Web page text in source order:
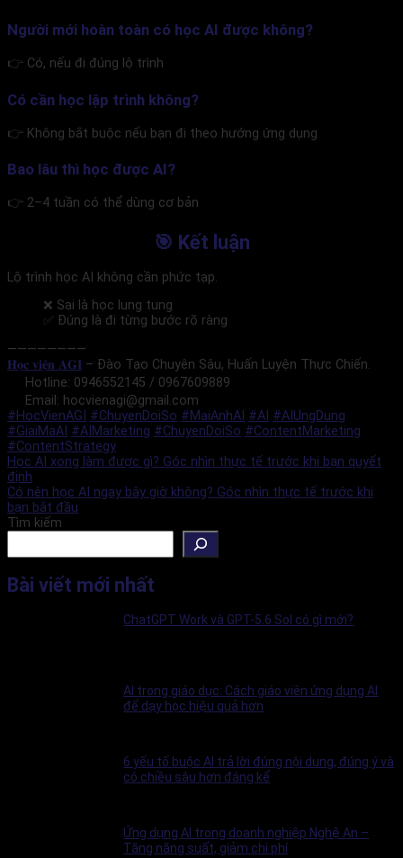
Người mới hoàn toàn có học AI được không?
👉 Có, nếu đi đúng lộ trình
Có cần học lập trình không?
👉 Không bắt buộc nếu bạn đi theo hướng ứng dụng
Bao lâu thì học được AI?
👉 2–4 tuần có thể dùng cơ bản
🎯 Kết luận
Lộ trình học AI không cần phức tạp.
❌ Sai là học lung tung
✅ Đúng là đi từng bước rõ ràng
————————
𝐇𝐨̣𝐜 𝐯𝐢𝐞̣̂𝐧 𝐀𝐆𝐈 – Đào Tạo Chuyên Sâu, Huấn Luyện Thực Chiến.
Hotline: 0946552145 / 0967609889
Email: hocvienagi@gmail.com
#HocVienAGI #ChuyenDoiSo #MaiAnhAI #AI #AIUngDung
#GiaiMaAI #AIMarketing #ChuyenDoiSo #ContentMarketing
#ContentStrategy
Học AI xong làm được gì? Góc nhìn thực tế trước khi bạn quyết
định
Có nên học AI ngay bây giờ không? Góc nhìn thực tế trước khi
bạn bắt đầu
Tìm kiếm
Bài viết mới nhất
ChatGPT Work và GPT-5.6 Sol có gì mới?
AI trong giáo dục: Cách giáo viên ứng dụng AI
để dạy học hiệu quả hơn
6 yếu tố buộc AI trả lời đúng nội dung, đúng ý và
có chiều sâu hơn đáng kể
Ứng dụng AI trong doanh nghiệp Nghệ An –
Tăng năng suất, giảm chi phí